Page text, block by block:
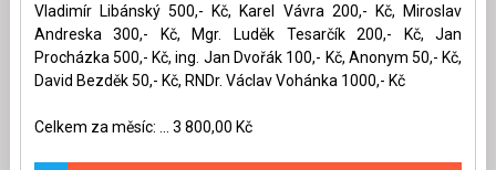
Vladimír Libánský 500,- Kč, Karel Vávra 200,- Kč, Miroslav
Andreska 300,- Kč, Mgr. Luděk Tesarčík 200,- Kč, Jan
Procházka 500,- Kč, ing. Jan Dvořák 100,- Kč, Anonym 50,- Kč,
David Bezděk 50,- Kč, RNDr. Václav Vohánka 1000,- Kč
Celkem za měsíc: ... 3 800,00 Kč